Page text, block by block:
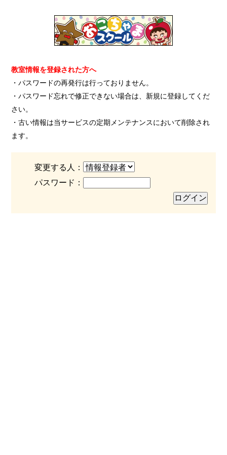
教室情報を登録された方へ
・パスワードの再発行は行っておりません。
・パスワード忘れで修正できない場合は、新規に登録してくだ
さい。
・古い情報は当サービスの定期メンテナンスにおいて削除され
ます。
変更する人：
パスワード：